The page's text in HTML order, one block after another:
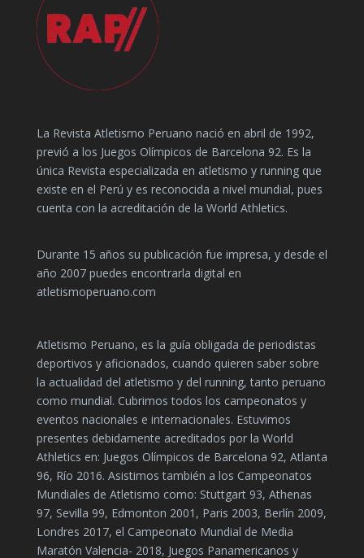
La Revista Atletismo Peruano nació en abril de 1992,
previó a los Juegos Olímpicos de Barcelona 92. Es la
única Revista especializada en atletismo y running que
existe en el Perú y es reconocida a nivel mundial, pues
cuenta con la acreditación de la World Athletics.
Durante 15 años su publicación fue impresa, y desde el
año 2007 puedes encontrarla digital en
atletismoperuano.com
Atletismo Peruano, es la guía obligada de periodistas
deportivos y aficionados, cuando quieren saber sobre
la actualidad del atletismo y del running, tanto peruano
como mundial. Cubrimos todos los campeonatos y
eventos nacionales e internacionales. Estuvimos
presentes debidamente acreditados por la World
Athletics en: Juegos Olímpicos de Barcelona 92, Atlanta
96, Río 2016. Asistimos también a los Campeonatos
Mundiales de Atletismo como: Stuttgart 93, Athenas
97, Sevilla 99, Edmonton 2001, Paris 2003, Berlín 2009,
Londres 2017, el Campeonato Mundial de Media
Maratón Valencia- 2018, Juegos Panamericanos y